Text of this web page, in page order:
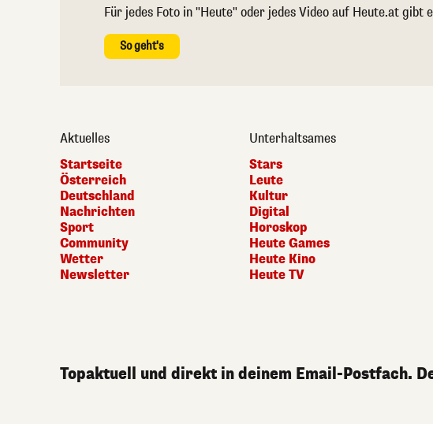
Für jedes Foto in "Heute" oder jedes Video auf Heute.at gibt
So geht's
Aktuelles
Startseite
Österreich
Deutschland
Nachrichten
Sport
Community
Wetter
Newsletter
Unterhaltsames
Stars
Leute
Kultur
Digital
Horoskop
Heute Games
Heute Kino
Heute TV
Topaktuell und direkt in deinem Email-Postfach.